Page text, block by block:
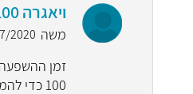
ויאגרה 100
משה | 16:33
100 כדי להמשיך ביחסי מין? כלומר 2 ויאגרה ביום אחד?